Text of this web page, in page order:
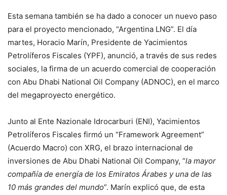
Esta semana también se ha dado a conocer un nuevo paso
para el proyecto mencionado, “Argentina LNG”. El día
martes, Horacio Marín, Presidente de Yacimientos
Petrolíferos Fiscales (YPF), anunció, a través de sus redes
sociales, la firma de un acuerdo comercial de cooperación
con Abu Dhabi National Oil Company (ADNOC), en el marco
del megaproyecto energético.
Junto al Ente Nazionale Idrocarburi (ENI), Yacimientos
Petrolíferos Fiscales firmó un “Framework Agreement”
(Acuerdo Macro) con XRG, el brazo internacional de
inversiones de Abu Dhabi National Oil Company, “la mayor
compañía de energía de los Emiratos Árabes y una de las
10 más grandes del mundo”. Marín explicó que, de esta